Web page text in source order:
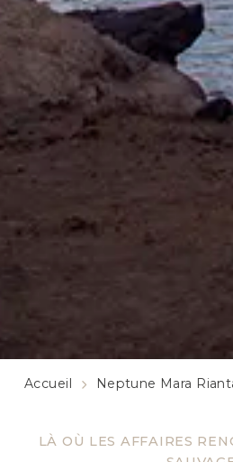
LÀ OÙ LES AFFAIRES
Accueil Neptune Mara